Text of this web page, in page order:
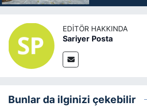
EDITÖR HAKKINDA
Sariyer Posta
Bunlar da ilginizi çekebilir